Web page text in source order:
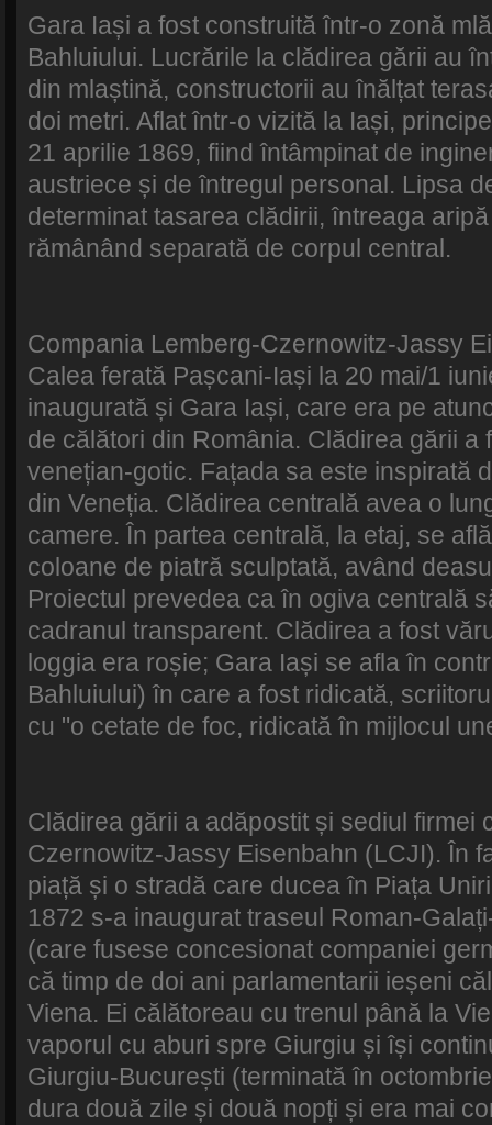
Gara Iași a fost construită într-o zonă
Bahluiului. Lucrările la clădirea gării au
din mlaștină, constructorii au înălțat
doi metri. Aflat într-o vizită la Iași,
21 aprilie 1869, fiind întâmpinat de
austriece și de întregul personal. Lipsa
determinat tasarea clădirii, întreaga
rămânând separată de corpul central.
Compania Lemberg-Czernowitz-Jassy
Calea ferată Pașcani-Iași la 20 mai/1
inaugurată și Gara Iași, care era pe
de călători din România. Clădirea gării a
venețian-gotic. Fațada sa este inspirată
din Veneția. Clădirea centrală avea o
camere. În partea centrală, la etaj, se
coloane de piatră sculptată, având
Proiectul prevedea ca în ogiva centrală
cadranul transparent. Clădirea a fost
loggia era roșie; Gara Iași se afla în
Bahluiului) în care a fost ridicată,
cu "o cetate de foc, ridicată în mijlocul
Clădirea gării a adăpostit și sediul firmei
Czernowitz-Jassy Eisenbahn (LCJI). În
piață și o stradă care ducea în Piața
1872 s-a inaugurat traseul Roman-
(care fusese concesionat companiei
că timp de doi ani parlamentarii ieșeni
Viena. Ei călătoreau cu trenul până la
vaporul cu aburi spre Giurgiu și își
Giurgiu-București (terminată în
dura două zile și două nopți și era mai